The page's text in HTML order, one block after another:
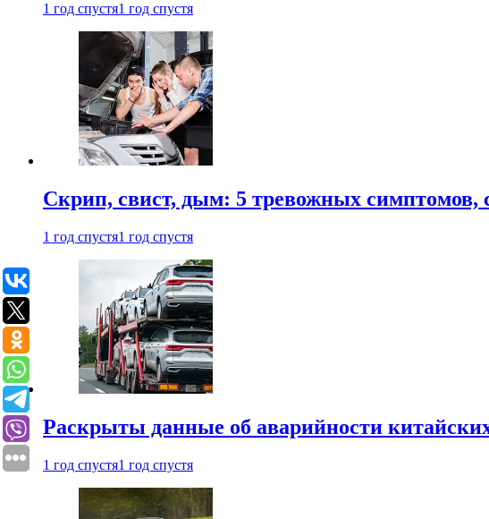
1 год спустя1 год спустя
Скрип, свист, дым: 5 тревожных симптомов,
1 год спустя1 год спустя
Раскрыты данные об аварийности
1 год спустя1 год спустя